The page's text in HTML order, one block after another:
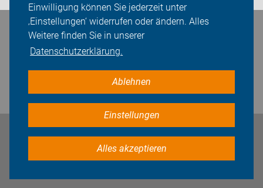
Einwilligung können Sie jederzeit unter
‚Einstellungen‘ widerrufen oder ändern. Alles
Weitere finden Sie in unserer
Datenschutzerklärung.
Ablehnen
Einstellungen
Alles akzeptieren
Bleiben Sie in Kontakt
Impressum Datenschutz Cookie-Einstellungen